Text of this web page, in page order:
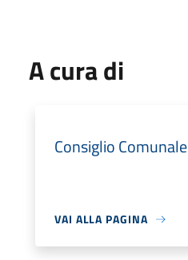
A cura di
Consiglio Comunale
VAI ALLA PAGINA